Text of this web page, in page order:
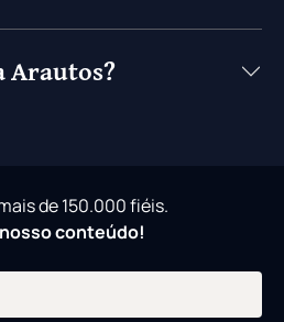
Arautos?
de 150.000 fiéis.
conteúdo!